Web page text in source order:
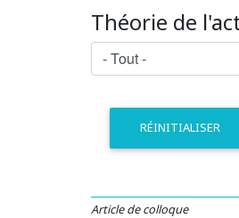
Théorie de
RÉINITIALISER
Article de colloque